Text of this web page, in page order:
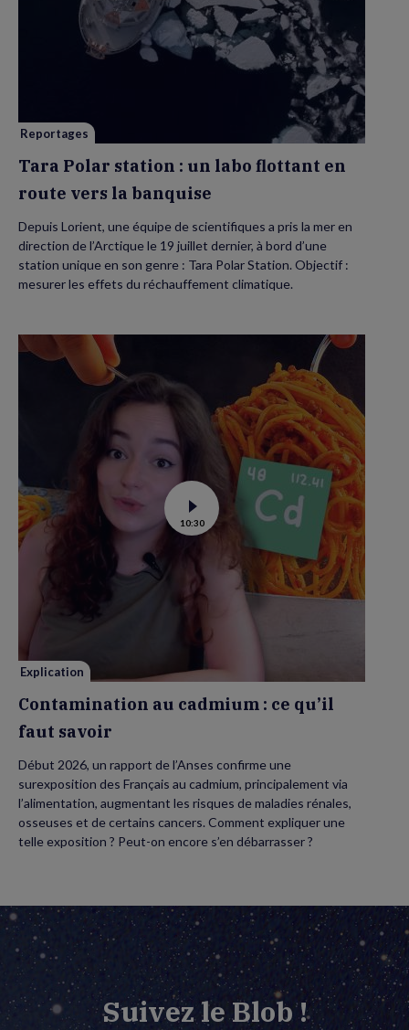
de
Tara
Polar
station
:
la
Reportages
Tara Polar station : un labo flottant en
route vers la banquise
Depuis Lorient, une équipe de scientifiques a pris la mer en
direction de l’Arctique le 19 juillet dernier, à bord d’une
station unique en son genre : Tara Polar Station. Objectif :
mesurer les effets du réchauffement climatique.
Voir
la
vidéo
Contamination
au
cadmium :
ce
savoir
10:30
Explication
Contamination au cadmium : ce qu’il
faut savoir
Début 2026, un rapport de l’Anses confirme une
surexposition des Français au cadmium, principalement via
l’alimentation, augmentant les risques de maladies rénales,
osseuses et de certains cancers. Comment expliquer une
telle exposition ? Peut-on encore s’en débarrasser ?
Suivez le Blob !